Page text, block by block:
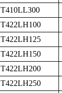
T410LL300
T422LH100
T422LH125
T422LH150
T422LH200
T422LH250